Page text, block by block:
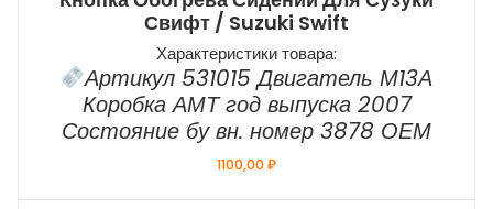
Свифт / Suzuki Swift
Характеристики товара:
Артикул 531015 Двигатель М13А
Коробка АМТ год выпуска 2007
Состояние бу вн. номер 3878 ОЕМ
1100,00₽